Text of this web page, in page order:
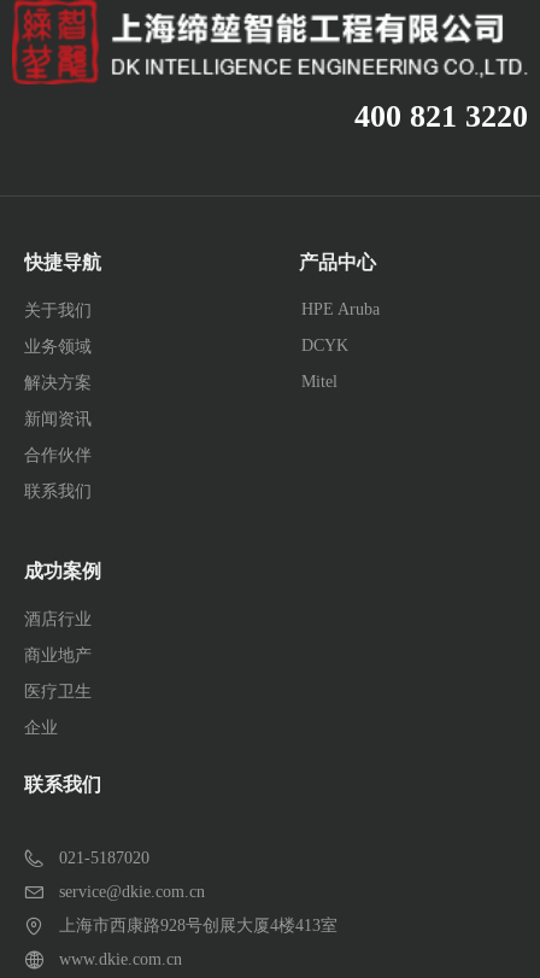
联系我们
021-5187020
service@dkie.com.cn
上海市西康路928号创展大厦4楼413室
www.dkie.com.cn
关于我们
业务领域
解决方案
新闻资讯
合作伙伴
联系我们
快捷导航 产品中心
HPE Aruba
DCYK
Mitel
400 821 3220
酒店行业
商业地产
医疗卫生
企业
成功案例